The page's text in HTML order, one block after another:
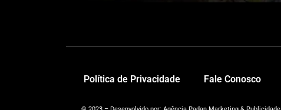
Política de Privacidade Fale Conosco